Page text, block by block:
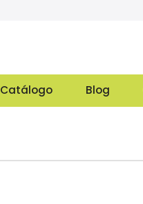
Catálogo Blog